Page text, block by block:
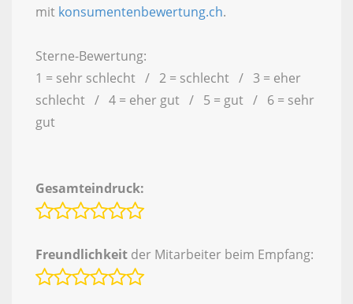
mit konsumentenbewertung.ch.
Sterne-Bewertung:
1 = sehr schlecht / 2 = schlecht / 3 = eher
schlecht / 4 = eher gut / 5 = gut / 6 = sehr
gut
Gesamteindruck:
Freundlichkeit der Mitarbeiter beim Empfang: